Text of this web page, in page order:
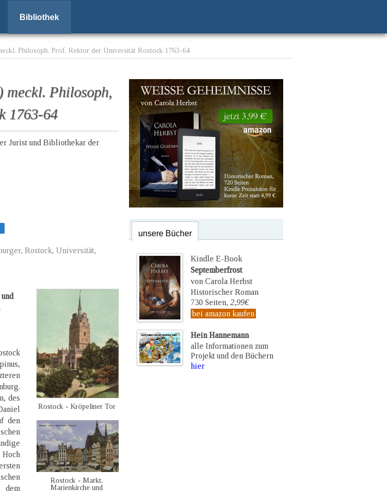
Bibliothek
Philosoph, Prof. Rektor der Universität Rostock 1763-64
meckl. Philosoph,
1763-64
Jurist und Bibliothekar der
Rostock, Universität,
des
den
Rostock - Kröpeliner Tor
Rostock - Markt,
Marienkirche und
unsere Bücher
Kindle E-Book
Septemberfrost
von Carola Herbst
Historischer Roman
730 Seiten, 2,99€
bei amazon kaufen
Hein Hannemann
alle Informationen zum
Projekt und den Büchern
hier